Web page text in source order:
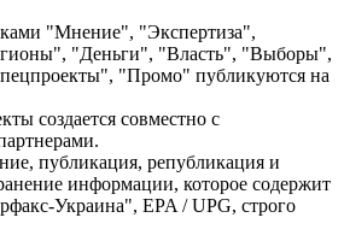
"Мнение", "Экспертиза",
"Деньги", "Власть", "Выборы",
"Промо" публикуются на
создается совместно с
публикация, републикация и
информации, которое содержит
Украина", EPA / UPG, строго